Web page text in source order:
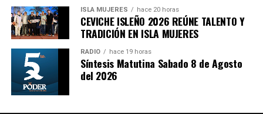
ISLA MUJERES hace 20 horas
CEVICHE ISLEÑO 2026 REÚNE TALENTO Y
TRADICIÓN EN ISLA MUJERES
RADIO hace 19 horas
Síntesis Matutina Sabado 8 de Agosto
del 2026